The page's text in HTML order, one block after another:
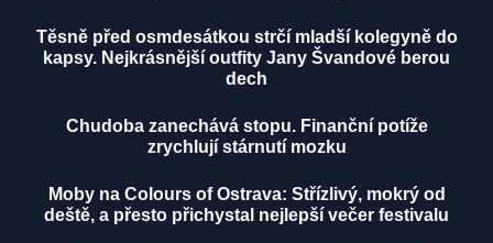
Těsně před osmdesátkou strčí mladší kolegyně do
kapsy. Nejkrásnější outfity Jany Švandové berou
dech
Chudoba zanechává stopu. Finanční potíže
zrychlují stárnutí mozku
Moby na Colours of Ostrava: Střízlivý, mokrý od
deště, a přesto přichystal nejlepší večer festivalu